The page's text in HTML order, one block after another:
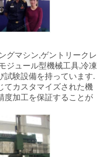
グマシン,ゲントリークレ
ジュール型機械工具,冷凍
試験設備を持っています.
てカスタマイズされた機
度加工を保証することが